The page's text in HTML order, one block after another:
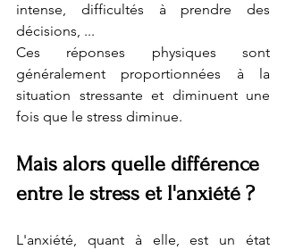
intense, difficultés à prendre des
décisions, ...
Ces réponses physiques sont
généralement proportionnées à la
situation stressante et diminuent une
fois que le stress diminue.
Mais alors quelle différence
entre le stress et l'anxiété ?
L'anxiété, quant à elle, est un état